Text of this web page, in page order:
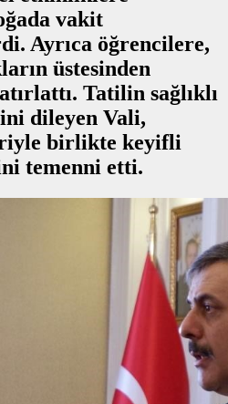
vakit
Ayrıca öğrencilere,
üstesinden
Tatilin sağlıklı
dileyen Vali,
birlikte keyifli
temenni etti.